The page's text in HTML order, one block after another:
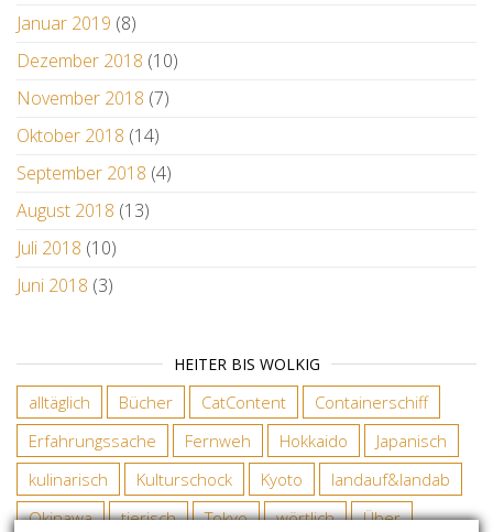
Januar 2019 (8)
Dezember 2018 (10)
November 2018 (7)
Oktober 2018 (14)
September 2018 (4)
August 2018 (13)
Juli 2018 (10)
Juni 2018 (3)
HEITER BIS WOLKIG
alltäglich Bücher CatContent
Containerschiff
Erfahrungssache
Fernweh Hokkaido
Japanisch
kulinarisch
Kulturschock Kyoto
landauf&landab
Okinawa
tierisch Tokyo wörtlich Über